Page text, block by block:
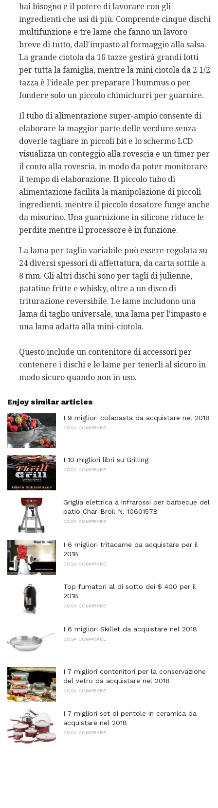
hai bisogno e il potere di lavorare con gli
ingredienti che usi di più. Comprende cinque dischi
multifunzione e tre lame che fanno un lavoro
breve di tutto, dall'impasto al formaggio alla salsa.
La grande ciotola da 16 tazze gestirà grandi lotti
per tutta la famiglia, mentre la mini ciotola da 2 1/2
tazza è l'ideale per preparare l'hummus o per
fondere solo un piccolo chimichurri per guarnire.
Il tubo di alimentazione super-ampio consente di
elaborare la maggior parte delle verdure senza
doverle tagliare in piccoli bit e lo schermo LCD
visualizza un conteggio alla rovescia e un timer per
il conto alla rovescia, in modo da poter monitorare
il tempo di elaborazione. Il piccolo tubo di
alimentazione facilita la manipolazione di piccoli
ingredienti, mentre il piccolo dosatore funge anche
da misurino. Una guarnizione in silicone riduce le
perdite mentre il processore è in funzione.
La lama per taglio variabile può essere regolata su
24 diversi spessori di affettatura, da carta sottile a
8 mm. Gli altri dischi sono per tagli di julienne,
patatine fritte e whisky, oltre a un disco di
triturazione reversibile. Le lame includono una
lama di taglio universale, una lama per l'impasto e
una lama adatta alla mini-ciotola.
Questo include un contenitore di accessori per
contenere i dischi e le lame per tenerli al sicuro in
modo sicuro quando non in uso.
Enjoy similar articles
I 9 migliori colapasta da acquistare nel 2018
COSA COMPRARE
I 10 migliori libri su Grilling
COSA COMPRARE
Griglia elettrica a infrarossi per barbecue del
patio Char-Broil N. 10601578
COSA COMPRARE
I 6 migliori tritacarne da acquistare per il
2018
COSA COMPRARE
Top fumatori al di sotto dei $ 400 per il
2018
COSA COMPRARE
I 6 migliori Skillet da acquistare nel 2018
COSA COMPRARE
I 7 migliori contenitori per la conservazione
del vetro da acquistare nel 2018
COSA COMPRARE
I 7 migliori set di pentole in ceramica da
acquistare nel 2018
COSA COMPRARE